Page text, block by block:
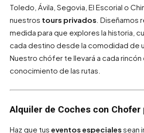
Toledo, Ávila, Segovia, El Escorial o
nuestros tours privados . Diseñamos
medida para que explores la historia,
cada destino desde la comodidad de
Nuestro chófer te llevará a cada rincón
conocimiento de las rutas.
Alquiler de Coches con Chofer
Haz que tus eventos especialessean